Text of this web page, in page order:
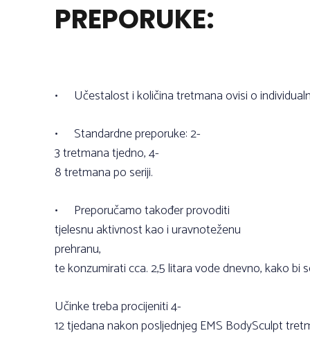
PREPORUKE:
• Učestalost i količina tretmana ovisi o
• Standardne preporuke: 2-
3 tretmana tjedno, 4-
8 tretmana po seriji.
• Preporučamo također provoditi
tjelesnu aktivnost kao i uravnoteženu
prehranu,
te konzumirati cca. 2,5 litara vode dnevno, kako bi
Učinke treba procijeniti 4-
12 tjedana nakon posljednjeg EMS BodySculpt